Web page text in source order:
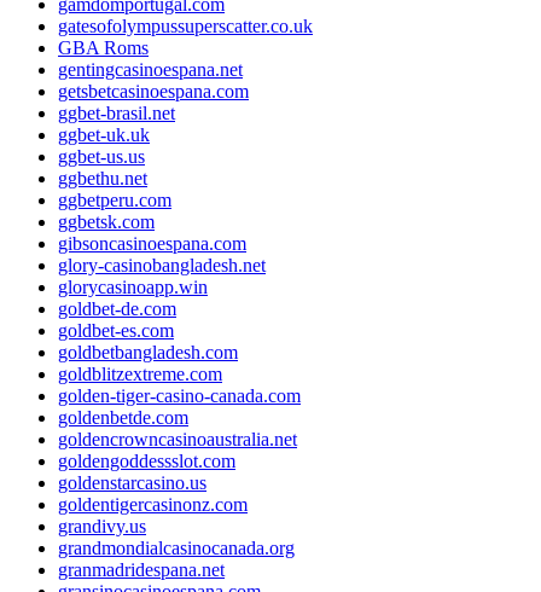
gamdomportugal.com
gatesofolympussuperscatter.co.uk
GBA Roms
gentingcasinoespana.net
getsbetcasinoespana.com
ggbet-brasil.net
ggbet-uk.uk
ggbet-us.us
ggbethu.net
ggbetperu.com
ggbetsk.com
gibsoncasinoespana.com
glory-casinobangladesh.net
glorycasinoapp.win
goldbet-de.com
goldbet-es.com
goldbetbangladesh.com
goldblitzextreme.com
golden-tiger-casino-canada.com
goldenbetde.com
goldencrowncasinoaustralia.net
goldengoddessslot.com
goldenstarcasino.us
goldentigercasinonz.com
grandivy.us
grandmondialcasinocanada.org
granmadridespana.net